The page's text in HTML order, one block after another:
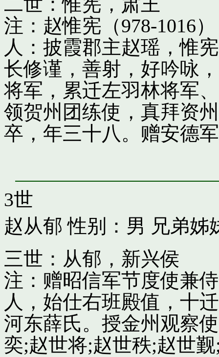
二世：惟宪，肃王
注：赵惟宪（978-1016
人：披霞郡主赵瑶，惟
长修谨，善射，好吟咏
将军，累迁左羽林将军
领贺州团练使，真拜资
卒，年三十八。赠安德
3世
赵从郁 性别：男 兄弟姊
三世：从郁，新兴侯
注：赠昭信军节度使兼
人，始仕右班殿值，十
河东薛氏。授金州观察
奕;赵世将;赵世秩;赵世